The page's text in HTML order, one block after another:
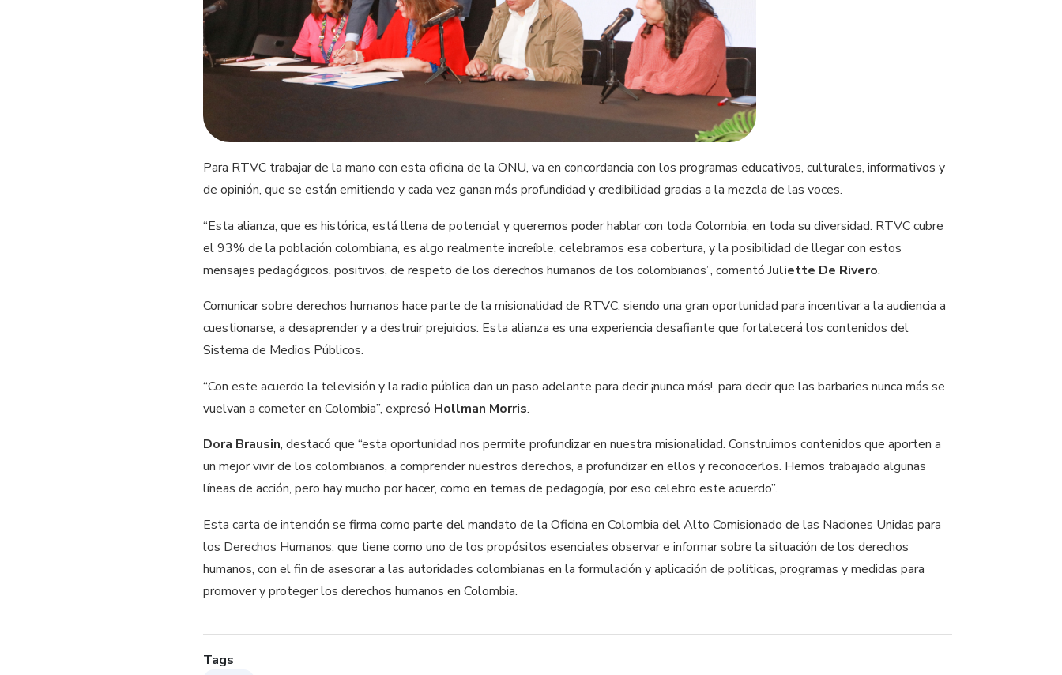
Para RTVC trabajar de la mano con esta oficina de la ONU, va en concordancia con los programas educativos, culturales, informativos y
de opinión, que se están emitiendo y cada vez ganan más profundidad y credibilidad gracias a la mezcla de las voces.
“Esta alianza, que es histórica, está llena de potencial y queremos poder hablar con toda Colombia, en toda su diversidad. RTVC cubre
el 93% de la población colombiana, es algo realmente increíble, celebramos esa cobertura, y la posibilidad de llegar con estos
mensajes pedagógicos, positivos, de respeto de los derechos humanos de los colombianos”, comentóJuliette De Rivero.
Comunicar sobre derechos humanos hace parte de la misionalidad de RTVC, siendo una gran oportunidad para incentivar a la audiencia a
cuestionarse, a desaprender y a destruir prejuicios. Esta alianza es una experiencia desafiante que fortalecerá los contenidos del
Sistema de Medios Públicos.
“Con este acuerdo la televisión y la radio pública dan un paso adelante para decir ¡nunca más!, para decir que las barbaries nunca más se
vuelvan a cometer en Colombia”, expresó Hollman Morris.
Dora Brausin, destacó que “esta oportunidad nos permite profundizar en nuestra misionalidad. Construimos contenidos que aporten a
un mejor vivir de los colombianos, a comprender nuestros derechos, a profundizar en ellos y reconocerlos. Hemos trabajado algunas
líneas de acción, pero hay mucho por hacer, como en temas de pedagogía, por eso celebro este acuerdo”.
Esta carta de intención se firma como parte del mandato de la Oficina en Colombia del Alto Comisionado de las Naciones Unidas para
los Derechos Humanos, que tiene como uno de los propósitos esenciales observar e informar sobre la situación de los derechos
humanos, con el fin de asesorar a las autoridades colombianas en la formulación y aplicación de políticas, programas y medidas para
promover y proteger los derechos humanos en Colombia.
Tags